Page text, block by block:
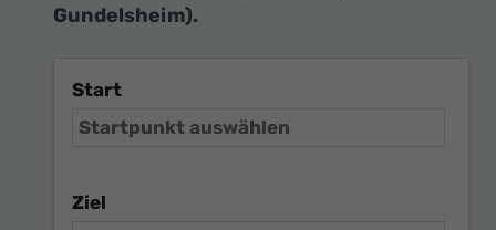
Gundelsheim).
Start
Ziel